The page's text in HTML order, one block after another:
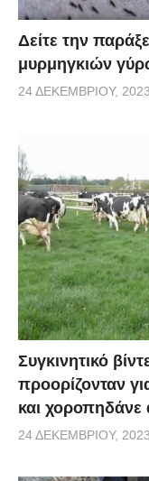
Δείτε την
μυρμηγκιών
24 ΔΕΚΕΜΒΡΊΟΥ, 2023
Συγκινητικό
προορίζονταν
και χοροπηδάνε
24 ΔΕΚΕΜΒΡΊΟΥ, 2023